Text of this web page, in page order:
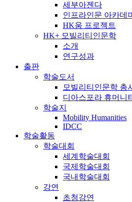
세부아젠다
인프라인문 아카데미
HK움 프로젝트
HK+ 모빌리티인문학
소개
연구성과
출판
학술도서
모빌리티인문학 총
디아스포라 휴머니
학술지
Mobility Humanities
IDCC
학술활동
학술대회
세계학술대회
국제학술대회
국내학술대회
강연
초청강연